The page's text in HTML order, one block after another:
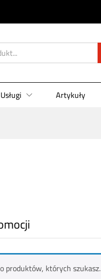
Usługi Artykuły
produktów, których szukasz.